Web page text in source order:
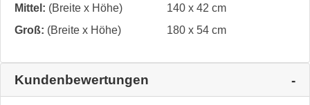
Mittel: (Breite x Höhe)
140 x 42 cm
Groß: (Breite x Höhe) 180 x 54 cm
Kundenbewertungen